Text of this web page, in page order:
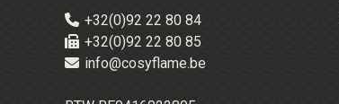
+32(0)92 22 80 84
+32(0)92 22 80 85
info@cosyflame.be